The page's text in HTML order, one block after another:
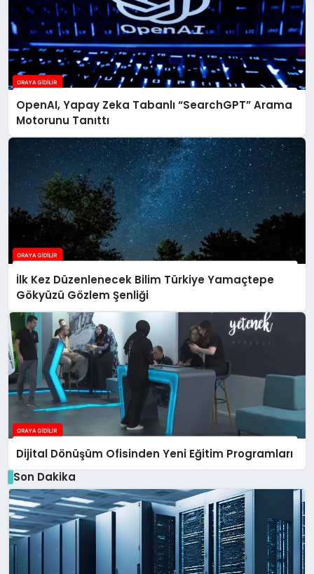
OpenAI, Yapay Zeka Tabanlı “SearchGPT” Arama
Motorunu Tanıttı
İlk Kez Düzenlenecek Bilim Türkiye Yamaçtepe
Gökyüzü Gözlem Şenliği
Dijital Dönüşüm Ofisinden Yeni Eğitim Programları
Son Dakika